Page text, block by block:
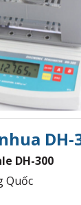
DH-
DH-300
Quốc